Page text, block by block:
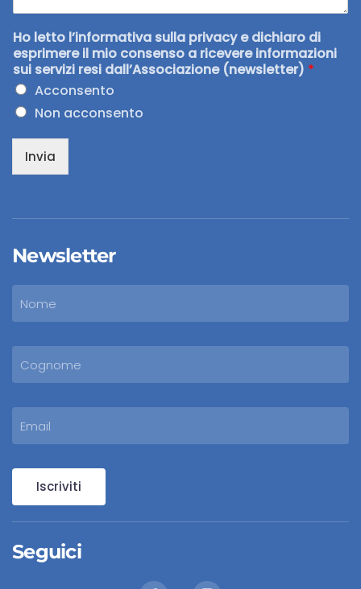
Ho letto l’informativa sulla privacy e dichiaro di
esprimere il mio consenso a ricevere informazioni
sui servizi resi dall’Associazione (newsletter) *
Acconsento
Non acconsento
Invia
Newsletter
Iscriviti
Seguici